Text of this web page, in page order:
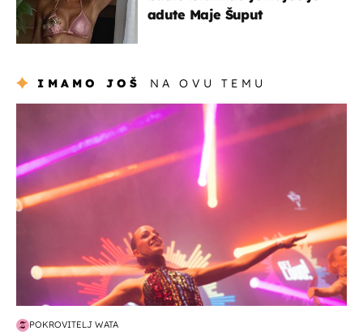
adute Maje Šuput
IMAMO JOŠ NA OVU TEMU
POKROVITELJ WATA